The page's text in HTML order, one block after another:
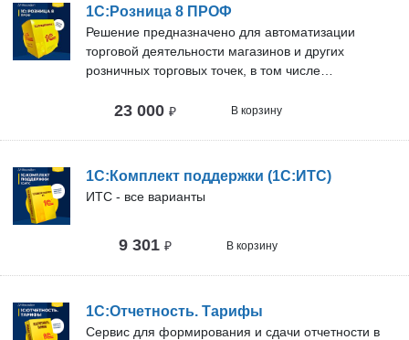
бухгалтериях предприятий, а также в других
подразделениях, заинтересованных в
эффективной организации работы сотрудников,
для управления человеческими ресурсами
1С:Розница 8 ПРОФ
Решение предназначено для автоматизации
торговой деятельности магазинов и других
розничных торговых точек, в том числе
23 000 ₽ В корзину
1С:Комплект поддержки (1С:ИТС)
ИТС - все варианты
9 301 ₽ В корзину
1С:Отчетность. Тарифы
Сервис для формирования и сдачи отчетности в